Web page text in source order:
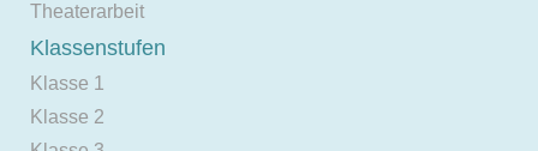
Theaterarbeit
Klassenstufen
Klasse 1
Klasse 2